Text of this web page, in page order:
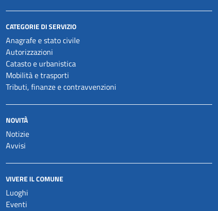
CATEGORIE DI SERVIZIO
Anagrafe e stato civile
Autorizzazioni
Catasto e urbanistica
Mobilità e trasporti
Tributi, finanze e contravvenzioni
NOVITÀ
Notizie
Avvisi
VIVERE IL COMUNE
Luoghi
Eventi